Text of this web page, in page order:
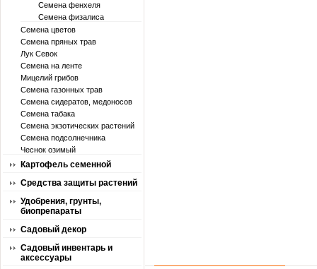
Семена фенхеля
Семена физалиса
Семена цветов
Семена пряных трав
Лук Севок
Семена на ленте
Мицелий грибов
Семена газонных трав
Семена сидератов, медоносов
Семена табака
Семена экзотических растений
Семена подсолнечника
Чеснок озимый
Картофель семенной
Средства защиты растений
Удобрения, грунты,
биопрепараты
Садовый декор
Садовый инвентарь и
аксессуары